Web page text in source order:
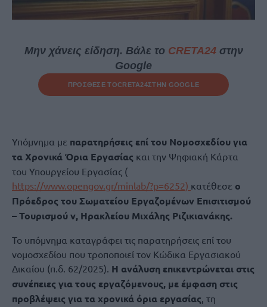
Μην χάνεις είδηση. Βάλε το CRETA24στην
Google
ΠΡΟΣΘΕΣΕ ΤΟCRETA24ΣΤΗΝ GOOGLE
Υπόμνημα με παρατηρήσεις επί του Νομοσχεδίου για
τα Χρονικά Όρια Εργασίας και την Ψηφιακή Κάρτα
του Υπουργείου Εργασίας (
https://www.opengov.gr/minlab/?p=6252) κατέθεσε ο
Πρόεδρος του Σωματείου Εργαζομένων Επισιτισμού
– Τουρισμού ν, Ηρακλείου Μιχάλης Ριζικιανάκης.
Το υπόμνημα καταγράφει τις παρατηρήσεις επί του
νομοσχεδίου που τροποποιεί τον Κώδικα Εργασιακού
Δικαίου (π.δ. 62/2025). Η ανάλυση επικεντρώνεται στις
συνέπειες για τους εργαζόμενους, με έμφαση στις
προβλέψεις για τα χρονικά όρια εργασίας , τη